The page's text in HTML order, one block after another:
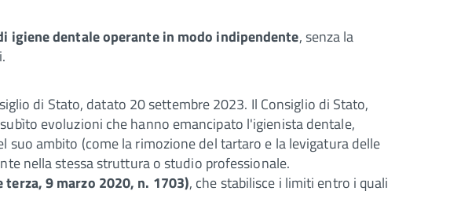
dentale operante in modo indipendente, senza la
di Stato, datato 20 settembre 2023. Il Consiglio di Stato,
evoluzioni che hanno emancipato l'igienista dentale,
ambito (come la rimozione del tartaro e la levigatura delle
nella stessa struttura o studio professionale.
terza, 9 marzo 2020, n. 1703), che stabilisce i limiti entro i quali